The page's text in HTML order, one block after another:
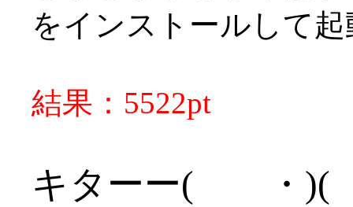
をインストールして起
結果：5522pt
キターー( ・)(